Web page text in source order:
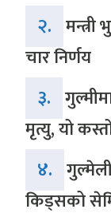
२.
चार निर्णय
३.
मृत्यु, यो
४.
किड्सको